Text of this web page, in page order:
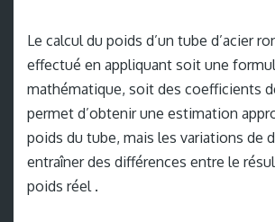
Le calcul du poids d’un tube d’acier
effectué en appliquant soit une
mathématique, soit des coefficients
permet d’obtenir une estimation
poids du tube, mais les variations de
entraîner des différences entre le
poids réel .